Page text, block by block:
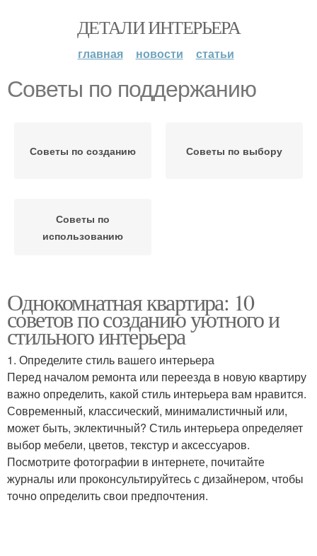
ДЕТАЛИ ИНТЕРЬЕРА
главная новости статьи
Советы по поддержанию
Советы по созданию Советы по выбору
Советы по
использованию
Однокомнатная квартира: 10
советов по созданию уютного и
стильного интерьера
1. Определите стиль вашего интерьера
Перед началом ремонта или переезда в новую квартиру
важно определить, какой стиль интерьера вам нравится.
Современный, классический, минималистичный или,
может быть, эклектичный? Стиль интерьера определяет
выбор мебели, цветов, текстур и аксессуаров.
Посмотрите фотографии в интернете, почитайте
журналы или проконсультируйтесь с дизайнером, чтобы
точно определить свои предпочтения.